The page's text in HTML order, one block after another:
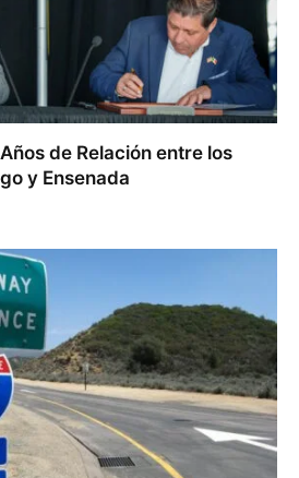
de Relación entre los
y Ensenada